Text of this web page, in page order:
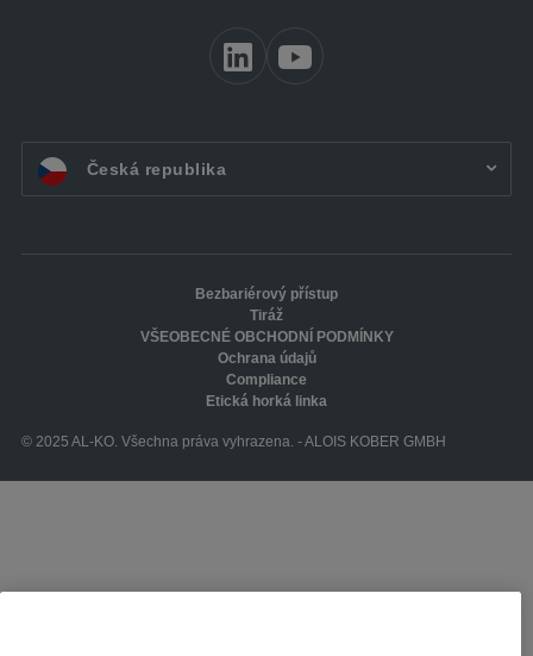
CZ: Česká republika
© 2025 AL-KO. Všechna práva vyhrazena. - ALOIS KOBER GMBH
Bezbariérový přístup
Tiráž
VŠEOBECNÉ OBCHODNÍ PODMÍNKY
Ochrana údajů
Compliance
Etická horká linka